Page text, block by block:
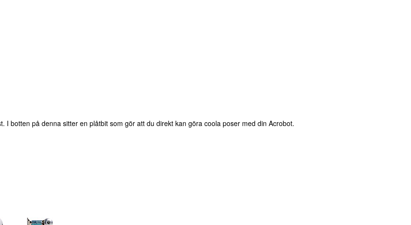
I botten på denna sitter en plåtbit som gör att du direkt kan göra coola poser med din Acrobot.